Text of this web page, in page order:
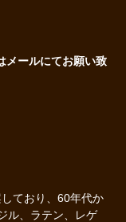
メールにてお願い致
ており、60年代か
ル、ラテン、レゲ